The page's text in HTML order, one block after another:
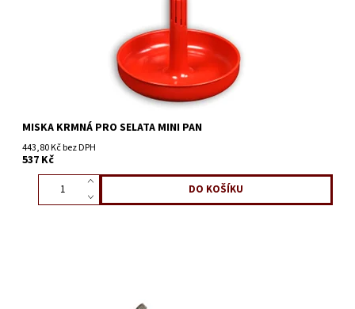
MISKA KRMNÁ PRO SELATA MINI PAN
443,80 Kč bez DPH
537 Kč